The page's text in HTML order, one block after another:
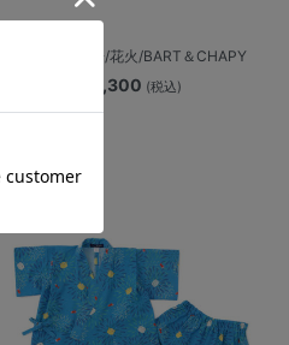
てぬぐい扇子/花火/BART＆CHAPY
¥3,300 (税込)